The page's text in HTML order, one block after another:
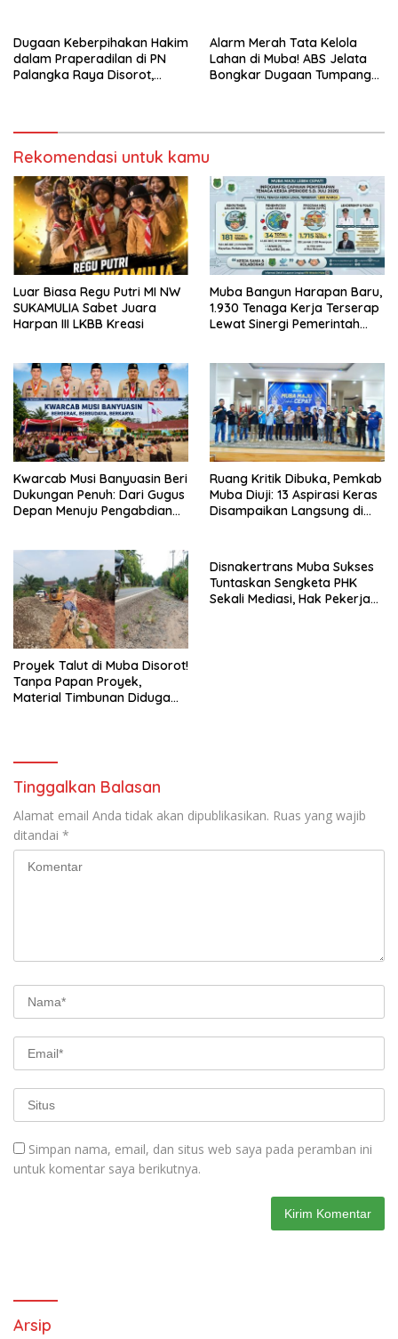
Dugaan Keberpihakan Hakim
dalam Praperadilan di PN
Palangka Raya Disorot,
Alarm Merah Tata Kelola
Lahan di Muba! ABS Jelata
Bongkar Dugaan Tumpang
Rekomendasi untuk kamu
Luar Biasa Regu Putri MI NW
SUKAMULIA Sabet Juara
Harpan III LKBB Kreasi
Muba Bangun Harapan Baru,
1.930 Tenaga Kerja Terserap
Lewat Sinergi Pemerintah
Kwarcab Musi Banyuasin Beri
Dukungan Penuh: Dari Gugus
Depan Menuju Pengabdian
Emas Masuk TNI-Polri
Ruang Kritik Dibuka, Pemkab
Muba Diuji: 13 Aspirasi Keras
Disampaikan Langsung di
Proyek Talut di Muba Disorot!
Tanpa Papan Proyek,
Material Timbunan Diduga
Disnakertrans Muba Sukses
Tuntaskan Sengketa PHK
Sekali Mediasi, Hak Pekerja
Tinggalkan Balasan
Alamat email Anda tidak akan dipublikasikan. Ruas yang wajib
ditandai *
Simpan nama, email, dan situs web saya pada peramban ini
untuk komentar saya berikutnya.
Arsip